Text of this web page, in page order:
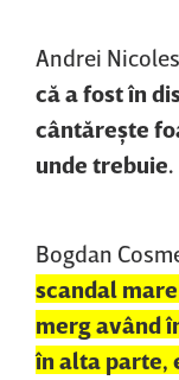
Andrei
că a fost în
cântăreşte
unde trebuie.
Bogdan
scandal
merg având
în alta parte,